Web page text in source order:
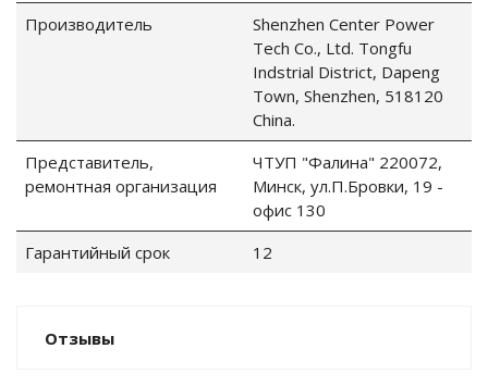
Производитель
Shenzhen Center Power
Tech Co., Ltd. Tongfu
Indstrial District, Dapeng
Town, Shenzhen, 518120
China.
Представитель,
ремонтная организация
ЧТУП "Фалина" 220072,
Минск, ул.П.Бровки, 19 -
офис 130
Гарантийный срок
12
Отзывы